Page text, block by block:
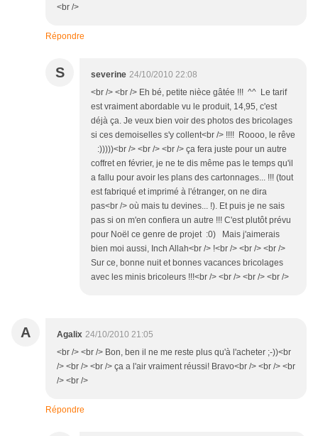
<br />
Répondre
S severine 24/10/2010 22:08
<br /> <br /> Eh bé, petite nièce gâtée !!! ^^ Le tarif
est vraiment abordable vu le produit, 14,95, c'est
déjà ça. Je veux bien voir des photos des bricolages
si ces demoiselles s'y collent<br /> !!!! Roooo, le rêve
:)))))<br /> <br /> <br /> ça fera juste pour un autre
coffret en février, je ne te dis même pas le temps qu'il
a fallu pour avoir les plans des cartonnages... !!! (tout
est fabriqué et imprimé à l'étranger, on ne dira
pas<br /> où mais tu devines... !). Et puis je ne sais
pas si on m'en confiera un autre !!! C'est plutôt prévu
pour Noël ce genre de projet :0) Mais j'aimerais
bien moi aussi, Inch Allah<br /> !<br /> <br /> <br />
Sur ce, bonne nuit et bonnes vacances bricolages
avec les minis bricoleurs !!!<br /> <br /> <br /> <br />
A Agalix 24/10/2010 21:05
<br /> <br /> Bon, ben il ne me reste plus qu'à l'acheter ;-))<br
/> <br /> <br /> ça a l'air vraiment réussi! Bravo<br /> <br /> <br
/> <br />
Répondre